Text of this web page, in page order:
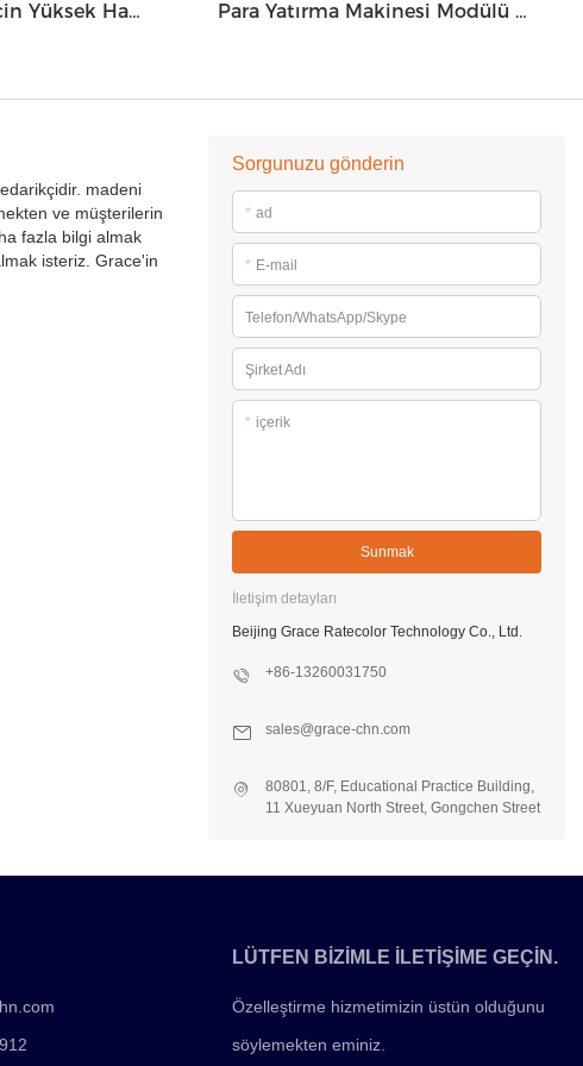
Arka Ofis Ortamı için Yüksek Hacimli Para Yatırma Makinesi Banknot Doğrulayıcı GDM-300 Para Yatırma Makinesi Modülü Grace GDM100'ü Optimize Etmek İçin Tasarlanmış Eşsiz Özellikler
madeni
ve müşterilerin
fazla bilgi almak
isteriz. Grace'in
Sorgunuzu gönderin
* ad
* E-mail
Telefon/WhatsApp/Skype
Şirket Adı
* içerik
Sunmak
İletişim detayları
Beijing Grace Ratecolor Technology Co., Ltd.
+86-13260031750
sales@grace-chn.com
80801, 8/F, Educational Practice Building,
11 Xueyuan North Street, Gongchen Street
LÜTFEN BİZİMLE İLETİŞİME GEÇİN.
Özelleştirme hizmetimizin üstün olduğunu
söylemekten eminiz.